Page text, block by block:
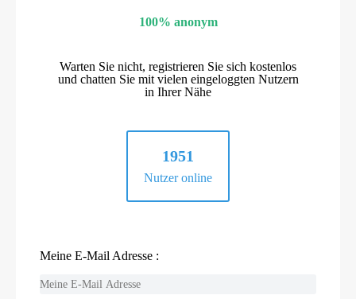
100% anonym
Warten Sie nicht, registrieren Sie sich kostenlos
und chatten Sie mit vielen eingeloggten Nutzern
in Ihrer Nähe
1951
Nutzer online
Meine E-Mail Adresse :